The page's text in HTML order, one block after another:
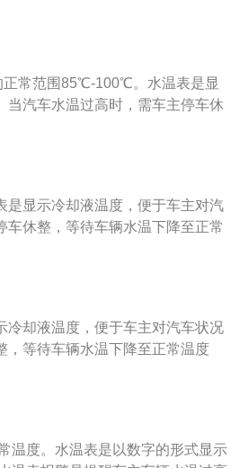
的原因：1、水温表电源线断
温表电路稳定电源的稳压器损
正常范围85℃-100℃。水温表是显
当汽车水温过高时，需车主停车休
驶。以下是水温表不动的原因：
或断路；4、供给水温表电路稳定
显示冷却液温度，便于车主对汽
休整，等待车辆水温下降至正常
：1、水温表电源线断路；水温
稳定电源的稳压器损坏。
却液温度，便于车主对汽车状况
，等待车辆水温下降至正常温度
、水温表电源线断路；水温表电
电源的稳压器损坏。
温度。水温表是以数字的形式显示